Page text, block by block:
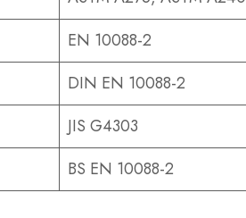
EN 10088-2
DIN EN 10088-2
JIS G4303
BS EN 10088-2